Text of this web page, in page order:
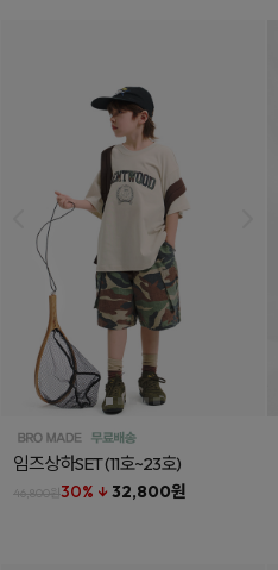
임즈상하SET(11호~23호)
46,800원30% ↓ 32,800원